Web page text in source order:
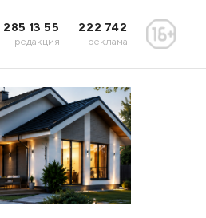
285 13 55
редакция
222 742
реклама